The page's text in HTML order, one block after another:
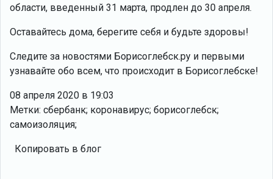
области, введенный 31 марта, продлен до 30 апреля.
Оставайтесь дома, берегите себя и будьте здоровы!
Следите за новостями Борисоглебск.ру и первыми
узнавайте обо всем, что происходит в Борисоглебске!
08 апреля 2020 в 19:03
Метки: сбербанк; коронавирус; борисоглебск;
самоизоляция;
Копировать в блог